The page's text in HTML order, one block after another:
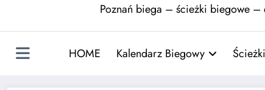
Poznań biega – ścieżki biegowe
HOME Kalendarz Biegowy